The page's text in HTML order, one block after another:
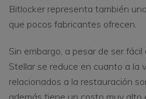
Bitlocker representa también
que pocos fabricantes ofrecen.
Sin embargo, a pesar de ser
Stellar se reduce en cuanto a la
relacionados a la restauración
además tiene un costo muy alto